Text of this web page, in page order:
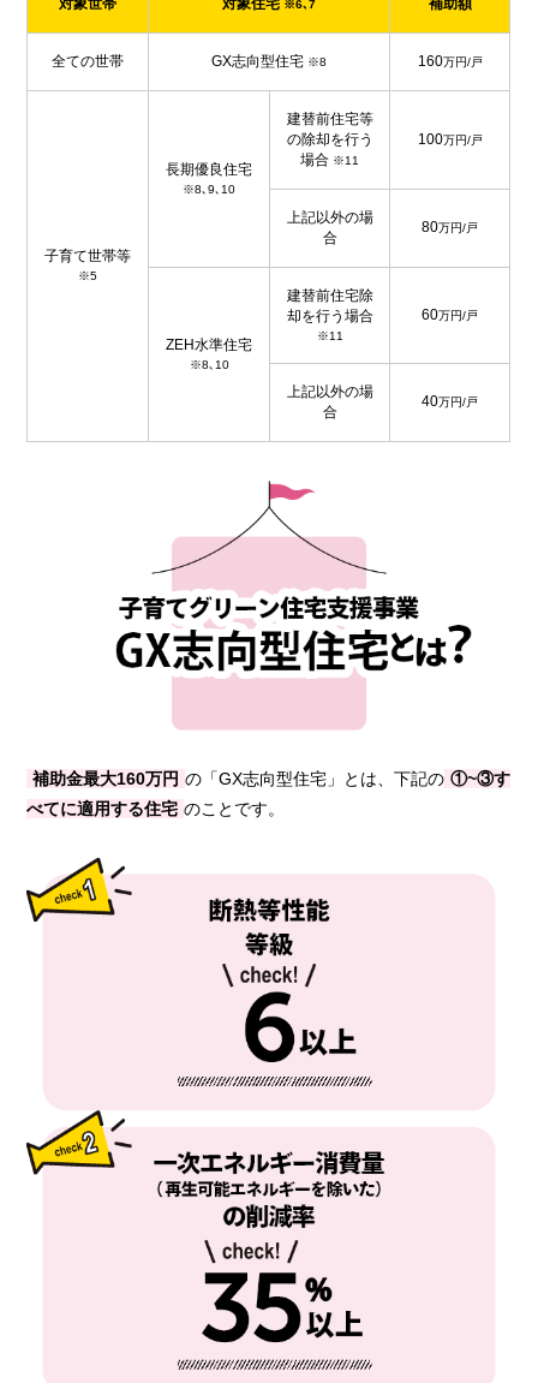
対象世帯 対象住宅 ※6､7 補助額
全ての世帯 GX志向型住宅 ※8 160万円/戸
子育て世帯等
※5
長期優良住宅
※8､9､10
建替前住宅等
の除却を行う
場合 ※11
100万円/戸
上記以外の場
合
80万円/戸
ZEH水準住宅
※8､10
建替前住宅除
却を行う場合
※11
60万円/戸
上記以外の場
合
40万円/戸
補助金最大160万円 の「GX志向型住宅」とは、下記の ①~③す
べてに適用する住宅 のことです。